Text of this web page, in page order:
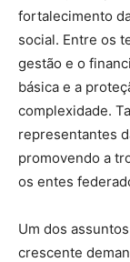
fortalecimento
social. Entre os
gestão e o
básica e a
complexidade.
representantes
promovendo a
os entes
Um dos
crescente